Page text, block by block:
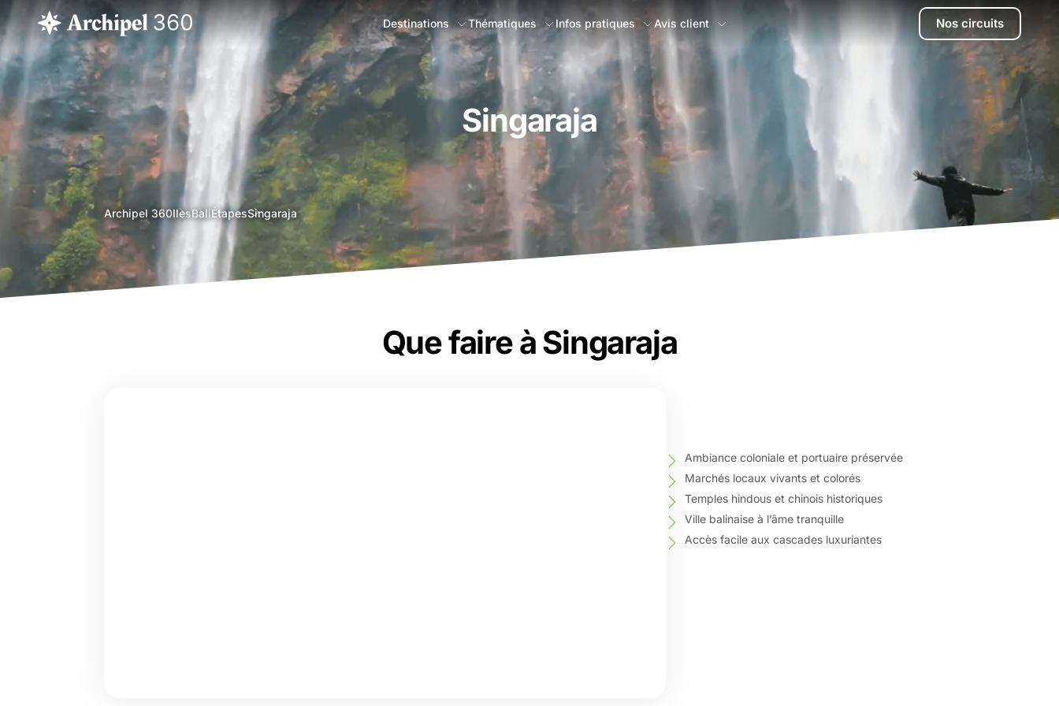
Destinations Thématiques Infos pratiques Avis client Nos circuits
Singaraja
Archipel 360agence
voyage
IlesBaliÉtapesSingaraja
Que faire à Singaraja
Ambiance coloniale et portuaire préservée
Marchés locaux vivants et colorés
Temples hindous et chinois historiques
Ville balinaise à l’âme tranquille
Accès facile aux cascades luxuriantes